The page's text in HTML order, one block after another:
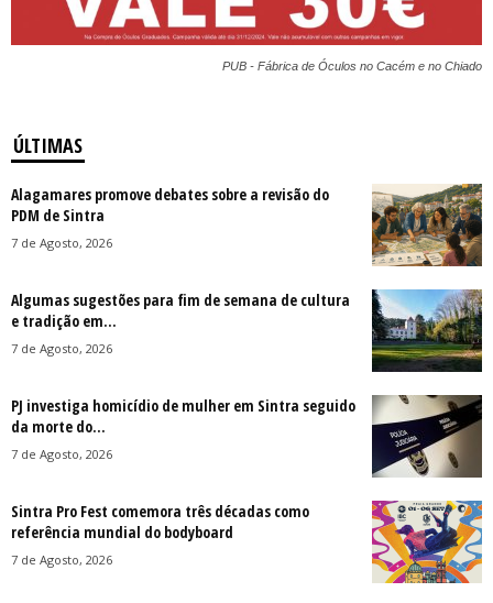
PUB - Fábrica de Óculos no Cacém e no Chiado
ÚLTIMAS
Alagamares promove debates sobre a revisão do
PDM de Sintra
7 de Agosto, 2026
Algumas sugestões para fim de semana de cultura
e tradição em...
7 de Agosto, 2026
PJ investiga homicídio de mulher em Sintra seguido
da morte do...
7 de Agosto, 2026
Sintra Pro Fest comemora três décadas como
referência mundial do bodyboard
7 de Agosto, 2026